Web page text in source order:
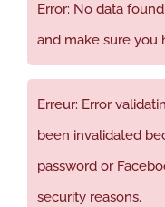
Error: No data
and make sure you
Erreur: Error
been invalidated
password or
security reasons.